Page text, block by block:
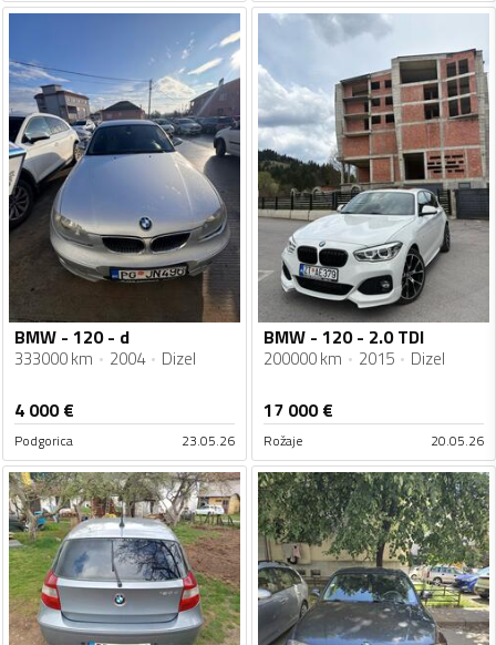
BMW - 120 - d
333000 km 2004 Dizel
4 000€
Podgorica 23.05.26
BMW - 120 - 2.0 TDI
200000 km 2015 Dizel
17 000€
Rožaje 20.05.26